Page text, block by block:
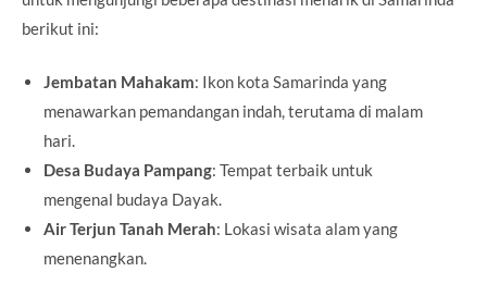
berikut ini:
Jembatan Mahakam: Ikon kota Samarinda yang
menawarkan pemandangan indah, terutama di malam
hari.
Desa Budaya Pampang: Tempat terbaik untuk
mengenal budaya Dayak.
Air Terjun Tanah Merah: Lokasi wisata alam yang
menenangkan.